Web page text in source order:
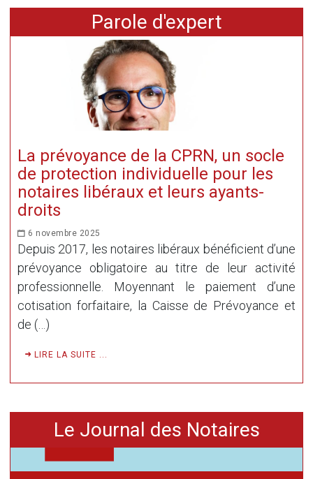
Parole d'expert
La prévoyance de la CPRN, un socle
de protection individuelle pour les
notaires libéraux et leurs ayants-
droits
6 novembre 2025
Depuis 2017, les notaires libéraux bénéficient d’une
prévoyance obligatoire au titre de leur activité
professionnelle. Moyennant le paiement d’une
cotisation forfaitaire, la Caisse de Prévoyance et
de (…)
LIRE LA SUITE ...
Le Journal des Notaires